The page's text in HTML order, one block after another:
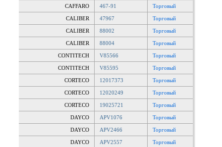
CAFFARO 467-91 Торговый
CALIBER 47967 Торговый
CALIBER 88002 Торговый
CALIBER 88004 Торговый
CONTITECH V85566 Торговый
CONTITECH V85595 Торговый
CORTECO 12017373 Торговый
CORTECO 12020249 Торговый
CORTECO 19025721 Торговый
DAYCO APV1076 Торговый
DAYCO APV2466 Торговый
DAYCO APV2557 Торговый